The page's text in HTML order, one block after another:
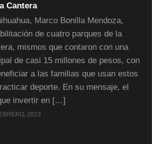
Cantera
Marco Bonilla Mendoza,
de cuatro parques de la
mismos que contaron con una
de casi 15 millones de pesos, con
a las familias que usan estos
deporte. En su mensaje, el
invertir en […]
2023